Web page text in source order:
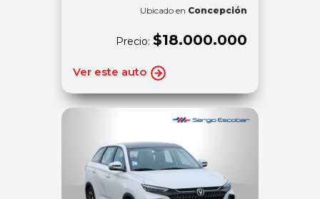
Ubicado en Concepción
Precio: $18.000.000
Ver este auto